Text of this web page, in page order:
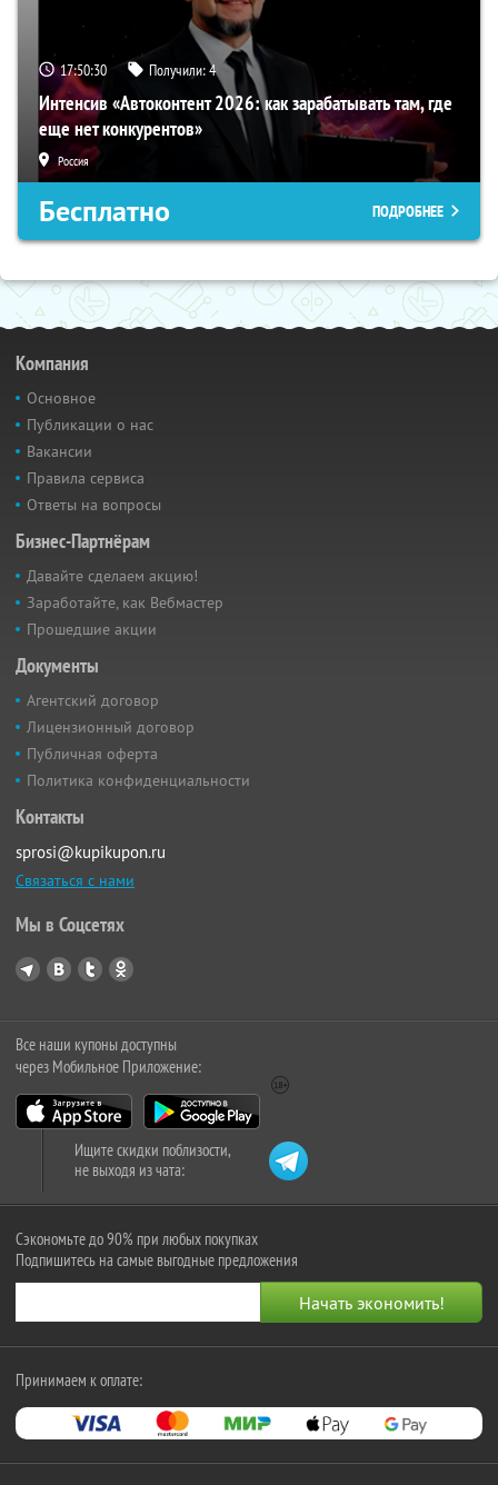
17:50:30 Получили:4
Интенсив «Автоконтент 2026: как зарабатывать там, где
еще нет конкурентов»
Россия
Бесплатно ПОДРОБНЕЕ
Компания
Основное
Публикации о нас
Вакансии
Правила сервиса
Ответы на вопросы
Бизнес-Партнёрам
Давайте сделаем акцию!
Заработайте, как Вебмастер
Прошедшие акции
Документы
Агентский договор
Лицензионный договор
Публичная оферта
Политика конфиденциальности
Контакты
sprosi@kupikupon.ru
Связаться с нами
Мы в Соцсетях
Все наши купоны доступны
через Мобильное Приложение:
Ищите скидки поблизости,
не выходя из чата:
Сэкономьте до 90% при любых покупках
Подпишитесь на самые выгодные предложения
Принимаем к оплате: